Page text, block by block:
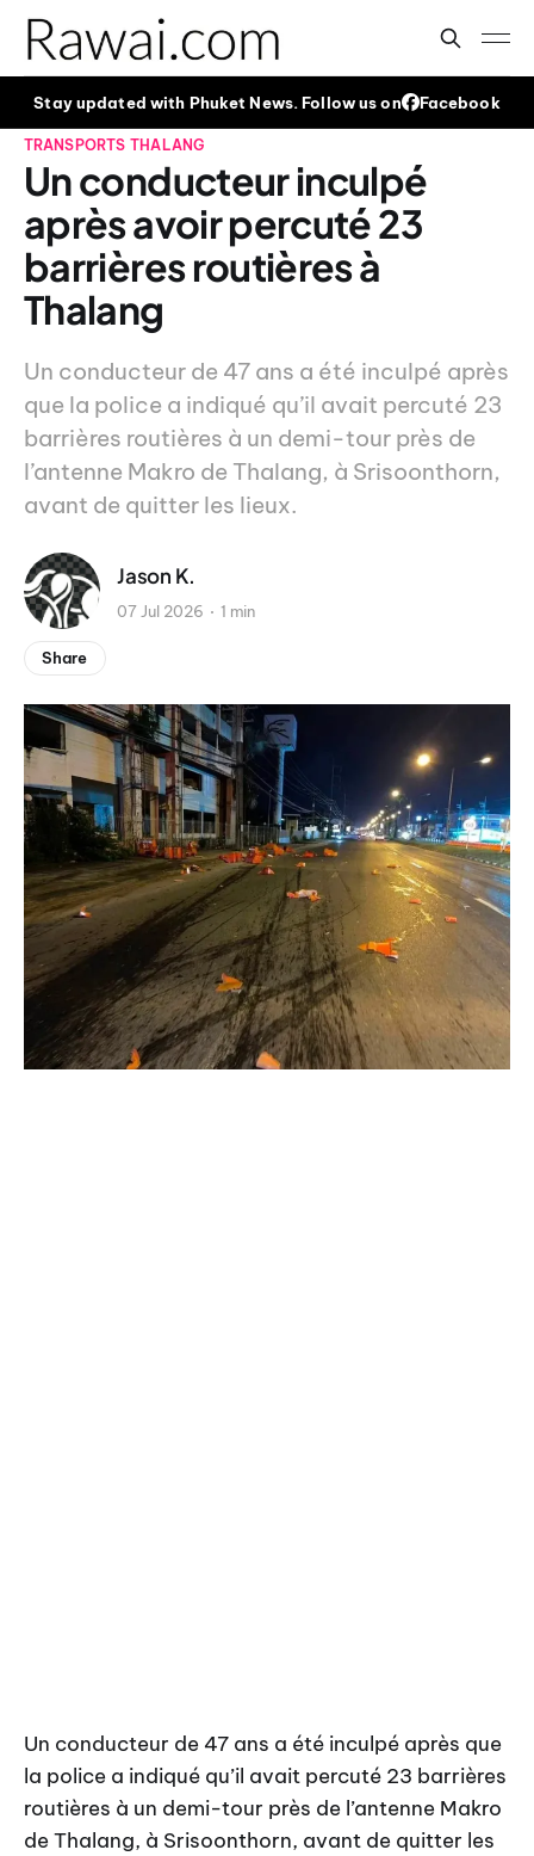
Stay updated with Phuket News. Follow us on Facebook
TRANSPORTS THALANG
Un conducteur inculpé
après avoir percuté 23
barrières routières à
Thalang
Un conducteur de 47 ans a été inculpé après
que la police a indiqué qu’il avait percuté 23
barrières routières à un demi-tour près de
l’antenne Makro de Thalang, à Srisoonthorn,
avant de quitter les lieux.
Jason K.
07 Jul 2026 1 min
Share
Un conducteur de 47 ans a été inculpé après que
la police a indiqué qu’il avait percuté 23 barrières
routières à un demi-tour près de l’antenne Makro
de Thalang, à Srisoonthorn, avant de quitter les